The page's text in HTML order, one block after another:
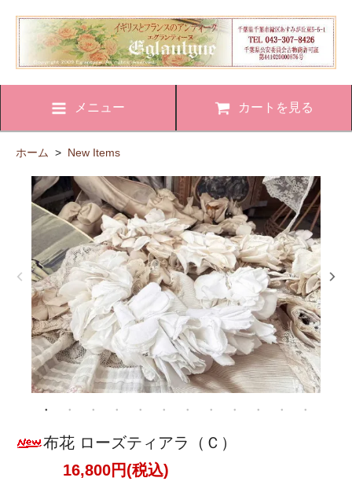
メニュー カートを見る
ホーム > New Items
布花 ローズティアラ（Ｃ）
16,800円(税込)